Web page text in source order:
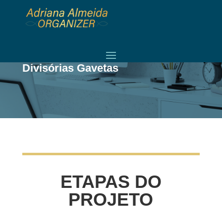
PROJETO
Divisórias Gavetas
ETAPAS DO
PROJETO